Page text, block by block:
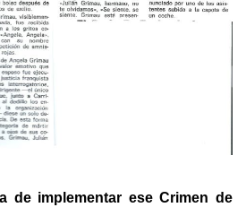
de implementar ese Crimen de